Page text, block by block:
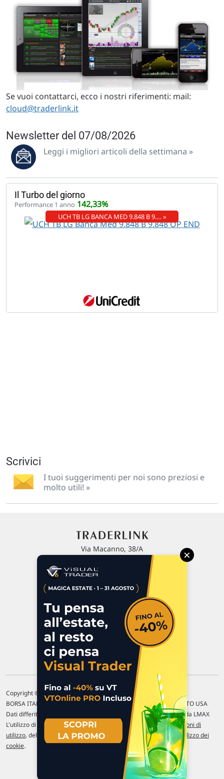
Se vuoi contattarci, ecco i nostri riferimenti: mail:
cloud@traderlink.it
Newsletter del 07/08/2026
Leggi i migliori articoli della settimana »
Il Turbo del giorno
Performance 1 anno 142,33%
UCH TB LG BANCA MED 9.848 B 9.… »
Scrivici
I tuoi suggerimenti per noi sono preziosi e
molto utili! »
Via Macanno, 38/A
P.IVA 02 452 460 401
Commenti e segnalazioni
Contattaci
Copyright © 1996-2026 Traderlink Italia s.r.l.
BORSA ITALIANA Quotazioni di borsa differite di 15 min. / MERCATO USA
Dati differiti di 15 min. (fonte Intrinio) / FOREX Quotazioni fornite da LMAX
L'utilizzo di questo sito implica l'accettazione delle nostre Condizioni di
utilizzo, del Disclaimer MAR, dellePolitiche sulla privacye dell' Utilizzo dei
cookie.
×